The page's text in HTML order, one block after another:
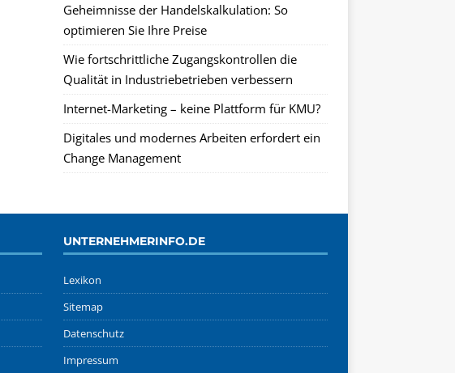
Geheimnisse der Handelskalkulation: So
optimieren Sie Ihre Preise
Wie fortschrittliche Zugangskontrollen die
Qualität in Industriebetrieben verbessern
Internet-Marketing – keine Plattform für KMU?
Digitales und modernes Arbeiten erfordert ein
Change Management
UNTERNEHMERINFO.DE
Lexikon
Sitemap
Datenschutz
Impressum